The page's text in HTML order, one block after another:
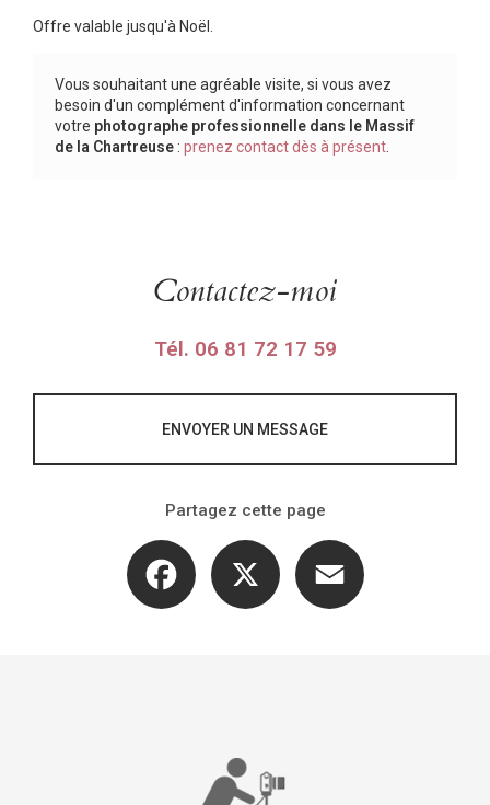
Offre valable jusqu'à Noël.
Vous souhaitant une agréable visite, si vous avez
besoin d'un complément d'information concernant
votre photographe professionnelle dans le Massif
de la Chartreuse : prenez contact dès à présent
Contactez-moi
Tél. 06 81 72 17 59
ENVOYER UN MESSAGE
Partagez cette page
Facebook